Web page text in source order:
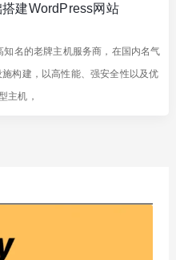
建WordPress网站
名的老牌主机服务商，在国内名气
构建，以高性能、强安全性以及优
主机，